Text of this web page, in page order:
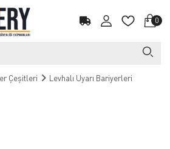
0
Çeşitleri Levhalı Uyarı Bariyerleri